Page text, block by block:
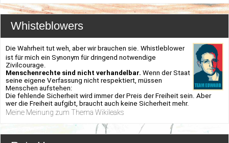
Whisteblowers
Die Wahrheit tut weh, aber wir brauchen sie. Whistleblower
ist für mich ein Synonym für dringend notwendige
Zivilcourage.
Menschenrechte sind nicht verhandelbar. Wenn der Staat
seine eigene Verfassung nicht respektiert, müssen
Menschen aufstehen:
Die fehlende Sicherheit wird immer der Preis der Freiheit sein. Aber
wer die Freiheit aufgibt, braucht auch keine Sicherheit mehr.
Meine Meinung zum Thema Wikileaks